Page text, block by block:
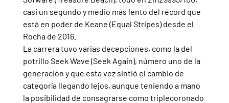
casi un segundo y medio más lento del récord que
está en poder de Keane (Equal Stripes) desde el
Rocha de 2016.
La carrera tuvo varias decepciones, como la del
potrillo Seek Wave (Seek Again), número uno de la
generación y que esta vez sintió el cambio de
categoría llegando lejos, aunque teniendo a mano
la posibilidad de consagrarse como triplecoronado